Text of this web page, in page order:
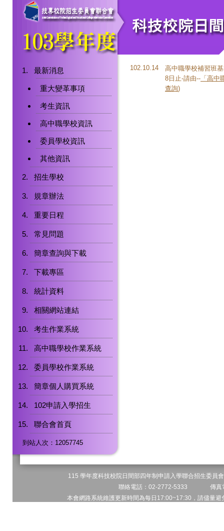
最新消息
重大變革事項
考生資訊
高中職學校資訊
委員學校資訊
其他資訊
招生學校
規章辦法
重要日程
常見問題
簡章查詢與下載
下載專區
統計資料
相關網站連結
考生作業系統
高中職學校作業系統
委員學校作業系統
簡章個人購買系統
102申請入學招生
聯合會首頁
到站人次：12057745
102.10.14
高中職學校補習班
8日止-請由-- 「高
查詢)
115 學年度科技校院日間部四年制申請入學聯合招生委
聯絡電話：02-2772-5333 傳
本會網路系統維護更新時間為每日17:00~17:30，請儘量